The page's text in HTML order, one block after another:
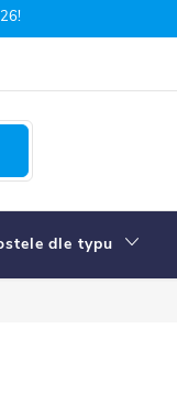
dle typu